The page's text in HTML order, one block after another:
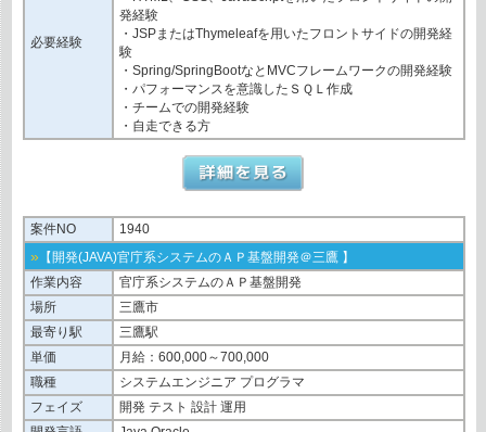
必要経験
発経験
・JSPまたはThymeleafを用いたフロントサイドの開発経
験
・Spring/SpringBootなとMVCフレームワークの開発経験
・パフォーマンスを意識したＳＱＬ作成
・チームでの開発経験
・自走できる方
案件NO 1940
» 【開発(JAVA)官庁系システムのＡＰ基盤開発＠三鷹 】
作業内容
官庁系システムのＡＰ基盤開発
場所
三鷹市
最寄り駅
三鷹駅
単価
月給：600,000～700,000
職種
システムエンジニア プログラマ
フェイズ
開発 テスト 設計 運用